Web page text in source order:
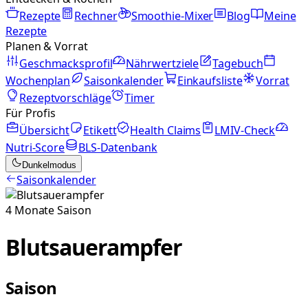
Rezepte
Rechner Smoothie-Mixer Blog
Meine
Rezepte
Planen & Vorrat
Geschmacksprofil
Nährwertziele
Tagebuch
Wochenplan
Saisonkalender Einkaufsliste
Vorrat
Rezeptvorschläge
Timer
Für Profis
Übersicht
Etikett Health Claims
LMIV-Check
Nutri-Score
BLS-Datenbank
Dunkelmodus
Saisonkalender
4 MonateSaison
Blutsauerampfer
Saison